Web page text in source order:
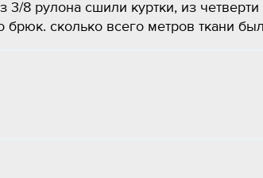
8 рулона сшили куртки, из четверти
сколько всего метров ткани